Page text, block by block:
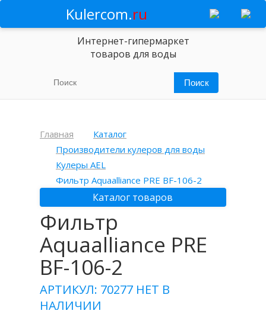
Kulercom.ru
Интернет-гипермаркет
товаров для воды
Главная
Каталог
Производители кулеров для воды
Кулеры AEL
Фильтр Aquaalliance PRE BF-106-2
Каталог товаров
Фильтр
Aquaalliance PRE
BF-106-2
АРТИКУЛ: 70277 НЕТ В
НАЛИЧИИ